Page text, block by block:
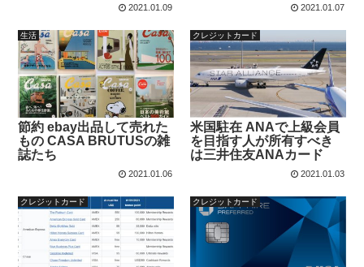
2021.01.09 2021.01.07
生活
節約 ebay出品して売れた
もの CASA BRUTUSの雑
誌たち
2021.01.06
クレジットカード
米国駐在 ANAで上級会員
を目指す人が所有すべき
は三井住友ANAカード
2021.01.03
クレジットカード クレジットカード